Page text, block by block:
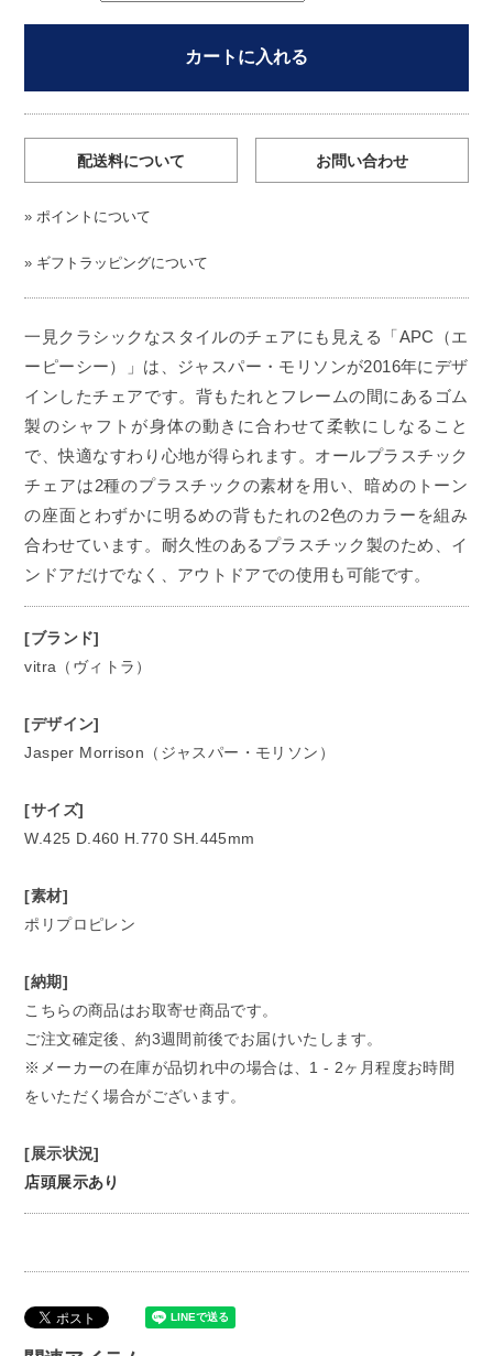
カートに入れる
配送料について お問い合わせ
» ポイントについて
» ギフトラッピングについて
一見クラシックなスタイルのチェアにも見える「APC（エ
ーピーシー）」は、ジャスパー・モリソンが2016年にデザ
インしたチェアです。背もたれとフレームの間にあるゴム
製のシャフトが身体の動きに合わせて柔軟にしなること
で、快適なすわり心地が得られます。オールプラスチック
チェアは2種のプラスチックの素材を用い、暗めのトーン
の座面とわずかに明るめの背もたれの2色のカラーを組み
合わせています。耐久性のあるプラスチック製のため、イ
ンドアだけでなく、アウトドアでの使用も可能です。
[ブランド]
vitra（ヴィトラ）
[デザイン]
Jasper Morrison（ジャスパー・モリソン）
[サイズ]
W.425 D.460 H.770 SH.445mm
[素材]
ポリプロピレン
[納期]
こちらの商品はお取寄せ商品です。
ご注文確定後、約3週間前後でお届けいたします。
※メーカーの在庫が品切れ中の場合は、1 - 2ヶ月程度お時間
をいただく場合がございます。
[展示状況]
店頭展示あり